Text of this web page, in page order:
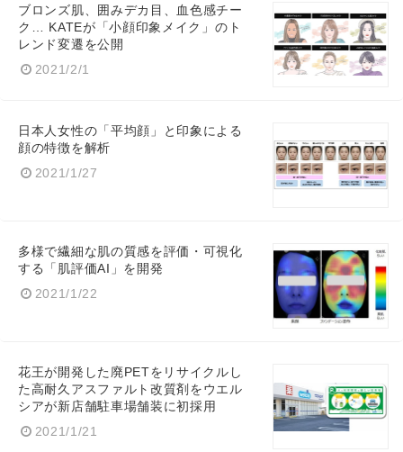
ブロンズ肌、囲みデカ目、血色感チー
ク… KATEが「小顔印象メイク」のト
レンド変遷を公開
2021/2/1
日本人女性の「平均顔」と印象による
顔の特徴を解析
2021/1/27
多様で繊細な肌の質感を評価・可視化
する「肌評価AI」を開発
2021/1/22
花王が開発した廃PETをリサイクルし
た高耐久アスファルト改質剤をウエル
シアが新店舗駐車場舗装に初採用
2021/1/21